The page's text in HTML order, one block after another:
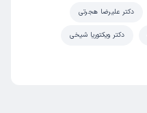
دکتر علیرضا هجرتی
دکتر ویکتوریا شیخی